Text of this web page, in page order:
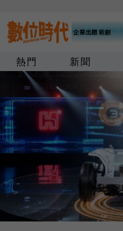
熱門 新聞